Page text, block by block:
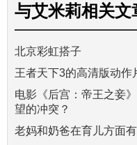
与艾米莉相关文
北京彩虹搭子
王者天下3的高清版动作
电影《后宫：帝王之妾
望的冲突？
老妈和奶爸在育儿方面